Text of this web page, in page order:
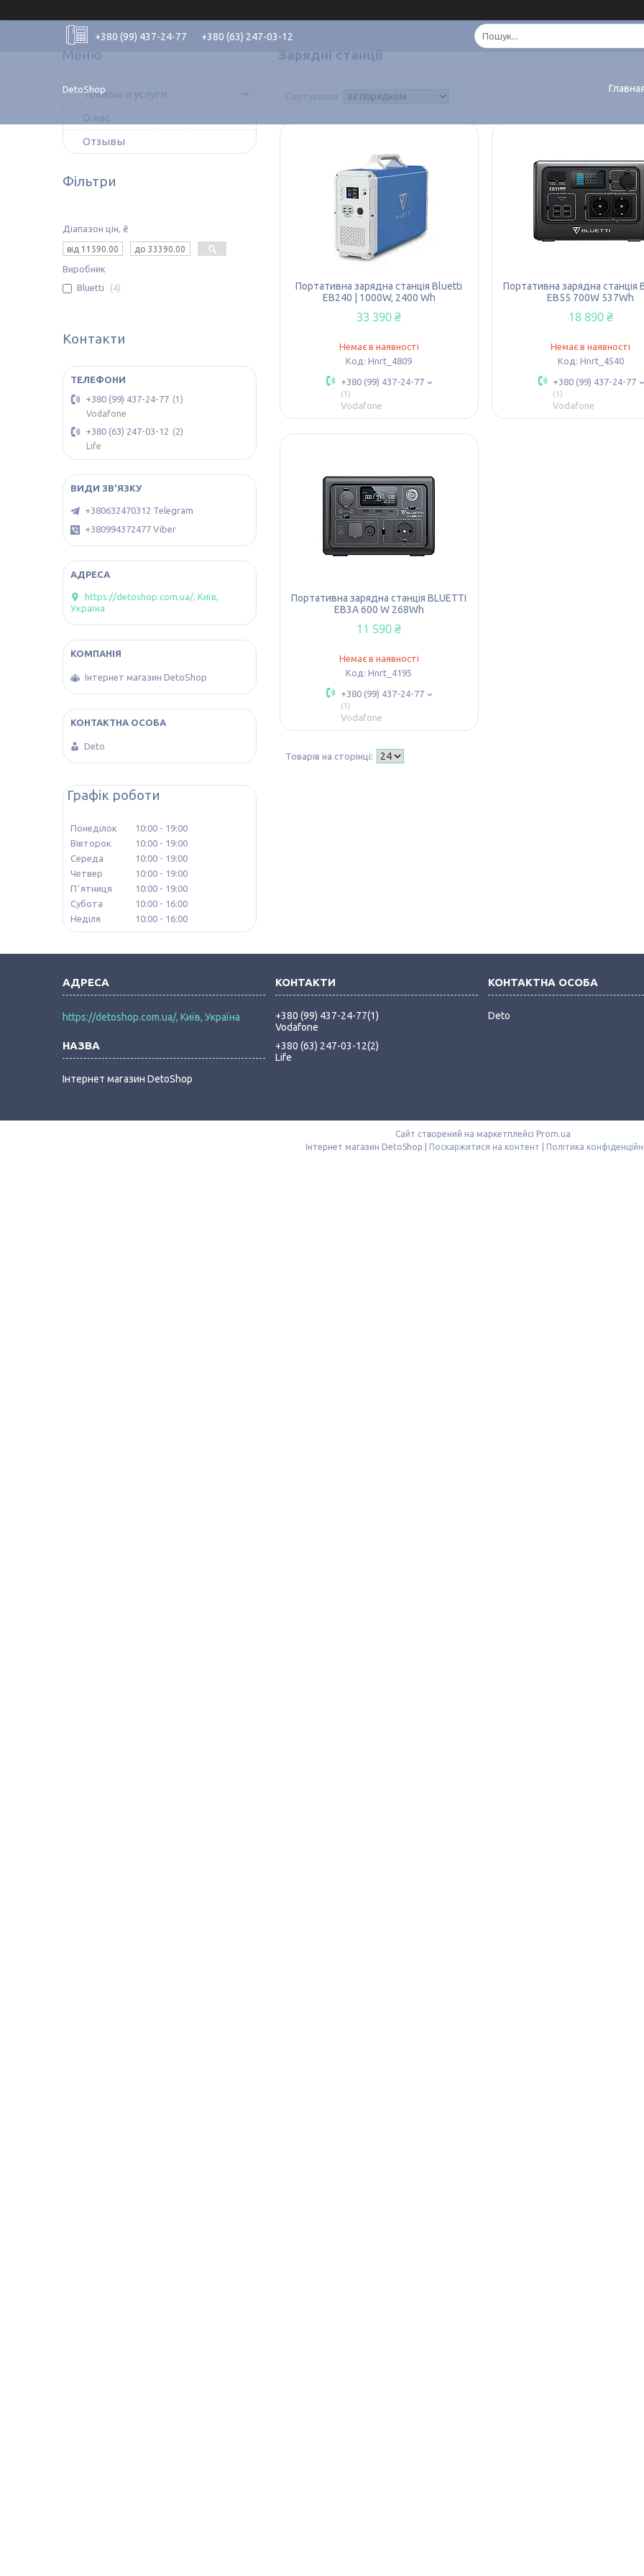
+380 (99) 437-24-77 +380 (63) 247-03-12
DetoShop
Зарядні станції
Портативна зарядна станція Bluetti
EB240 | 1000W, 2400 Wh
33 390 ₴
Немає в наявності
Hnrt_4809
+380 (99) 437-24-77
1
Vodafone
Портативна зарядна станція
EB55 700W 537Wh
18 890 ₴
Немає в наявності
Hnrt_4540
+380 (99) 437-24-77
1
Vodafone
Портативна зарядна станція BLUETTI
EB3A 600 W 268Wh
11 590 ₴
Немає в наявності
Hnrt_4195
+380 (99) 437-24-77
1
Vodafone
Товары и услуги
О нас
Отзывы
Фільтри
Діапазон цін, ₴
Виробник
Bluetti
4
Контакти
+380 (99) 437-24-77
1
Vodafone
+380 (63) 247-03-12
2
Life
+380632470312 Telegram
+380994372477 Viber
https://detoshop.com.ua/, Київ,
Україна
Інтернет магазин DetoShop
Deto
Графік роботи
Понеділок 10:00
19:00
Вівторок
10:00
19:00
Середа
10:00
19:00
Четвер
10:00
19:00
Пʼятниця
10:00
19:00
Субота
10:00
16:00
Неділя
10:00 16:00
https://detoshop.com.ua/, Київ, Україна
Інтернет магазин DetoShop
+380 (99) 437-24-77 1
Vodafone
+380 (63) 247-03-12 2
Life
Deto
Сайт створений на маркетплейсі Prom.ua
Поскаржитися на контент Політика